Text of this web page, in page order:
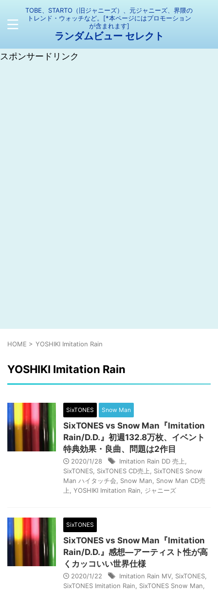
TOBE、STARTO（旧ジャニーズ）、元ジャニーズ、界隈の
トレンド・ウォッチなど。[*本ページにはプロモーション
が含まれます]
ランダムビュー セレクト
スポンサードリンク
HOME > YOSHIKI Imitation Rain
YOSHIKI Imitation Rain
SixTONES Snow Man
SixTONES vs Snow Man『Imitation
Rain/D.D.』初週132.8万枚、イベント
特典効果・良曲、問題は2作目
2020/1/28 Imitation Rain DD 売上
SixTONES SixTONES CD売上
SixTONES Snow
Man ハイタッチ会
Snow Man
Snow Man CD売
上 YOSHIKI Imitation Rain ジャニーズ
SixTONES
SixTONES vs Snow Man『Imitation
Rain/D.D.』感想―アーティスト性が高
くカッコいい世界仕様
2020/1/22 Imitation Rain MV, SixTONES
SixTONES Imitation Rain
SixTONES Snow Man